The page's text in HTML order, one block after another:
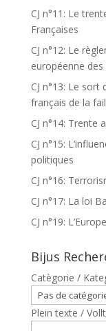
CJ n°11: Le
Françaises
CJ n°12: Le
européenne
CJ n°13: Le
français de la
CJ n°14: Trente
CJ n°15:
politiques
CJ n°16:
CJ n°17: La loi
CJ n°19:
Bijus
Catègorie /
Plein texte /